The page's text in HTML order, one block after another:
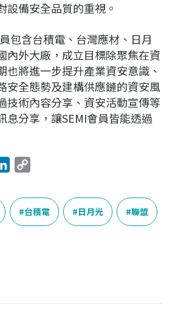
設備安全品質的重視。
包含台積電、台灣應材、日月
內外大廠，成立目標除聚焦在資
也將進一步提升產業資安意識、
安全態勢及建構供應鏈的資安風
技術內容分享、資安活動宣傳等
息分享，讓SEMI會員皆能透過
k
e
p
y
L
台積電 日月光 聯盟